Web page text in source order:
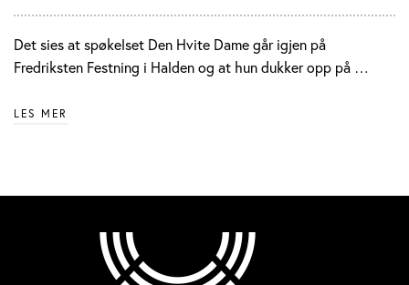
Det sies at spøkelset Den Hvite Dame går igjen på
Fredriksten Festning i Halden og at hun dukker opp på …
LES MER